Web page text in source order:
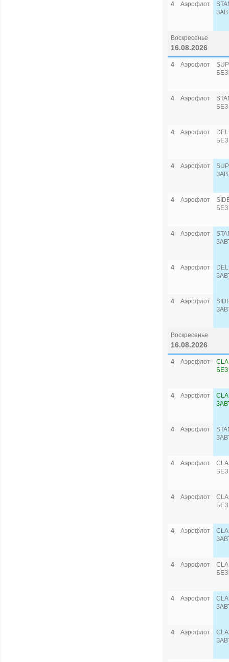
4 Аэрофлот
Воскресенье
16.08.2026
4 Аэрофлот
4 Аэрофлот
4 Аэрофлот
4 Аэрофлот
4 Аэрофлот
4 Аэрофлот
4 Аэрофлот
4 Аэрофлот
Воскресенье
16.08.2026
4 Аэрофлот
4 Аэрофлот
4 Аэрофлот
4 Аэрофлот
4 Аэрофлот
4 Аэрофлот
4 Аэрофлот
4 Аэрофлот
4 Аэрофлот